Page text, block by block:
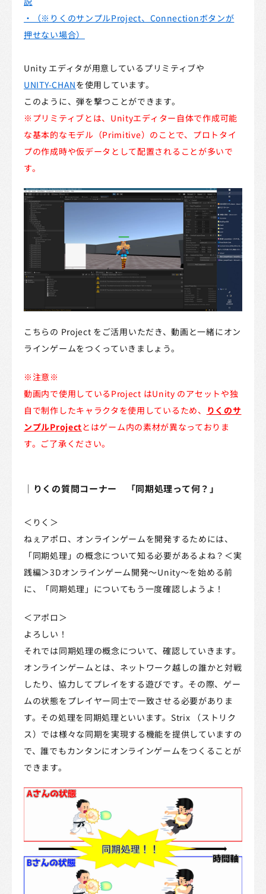
・（※りくのサンプルProject、Connectionボタンが
押せない場合）
Unity エディタが用意しているプリミティブや
UNITY-CHANを使用しています。
このように、弾を撃つことができます。
※プリミティブとは、Unityエディター自体で作成可能
な基本的なモデル（Primitive）のことで、プロトタイ
プの作成時や仮データとして配置されることが多いで
す。
こちらの Project をご活用いただき、動画と一緒にオン
ラインゲームをつくっていきましょう。
※注意※
動画内で使用しているProject はUnity のアセットや独
自で制作したキャラクタを使用しているため、
りくのサ
ンプルProjectとはゲーム内の素材が異なっておりま
す。ご了承ください。
｜りくの質問コーナー 「同期処理って何？」
＜りく＞
ねぇアポロ、オンラインゲームを開発するためには、
「同期処理」の概念について知る必要があるよね？＜実
践編＞3Dオンラインゲーム開発～Unity～を始める前
に、「同期処理」についてもう一度確認しようよ！
＜アポロ＞
よろしい！
それでは同期処理の概念について、確認していきます。
オンラインゲームとは、ネットワーク越しの誰かと対戦
したり、協力してプレイをする遊びです。その際、ゲー
ムの状態をプレイヤー同士で一致させる必要がありま
す。その処理を同期処理といいます。Strix （ストリク
ス）では様々な同期を実現する機能を提供していますの
で、誰でもカンタンにオンラインゲームをつくることが
できます。